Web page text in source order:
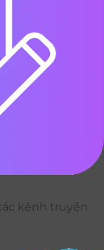
kênh truyền